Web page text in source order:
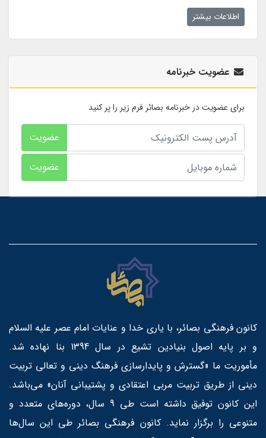
اطلاعات بیشتر
عضویت خبرنامه
برای عضویت در خبرنامه بصائر فرم زیر را پر کنید
عضویت
عضویت
کانون فرهنگی بصائر، با یاری خدا و عنایات امام عصر علیه السلام
و بر پایه اصول بنیادین تشیع در سال 1394 بنا نهاده شد.
مأموریت ما «گسترش و پایدارسازی فرهنگ دینی و تعالی تربیت
دینی از طریق تربیت مربی اعتقادی و پشتیبانی آنان» می‌باشد.
این کانون توفیق داشته است طی 9 سال، دوره‌های متعدد و
متنوعی را برگزار نماید. کانون فرهنگی بصائر طی این سال‌ها